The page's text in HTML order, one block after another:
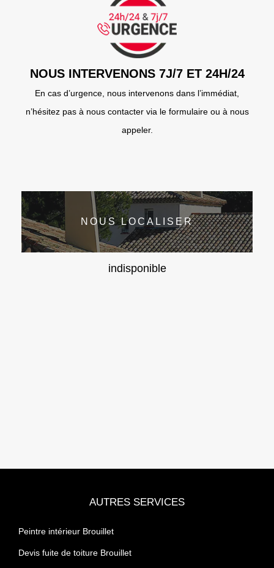
NOUS INTERVENONS 7J/7 ET 24H/24
En cas d’urgence, nous intervenons dans l’immédiat,
n’hésitez pas à nous contacter via le formulaire ou à nous
appeler.
NOUS LOCALISER
indisponible
AUTRES SERVICES
Peintre intérieur Brouillet
Devis fuite de toiture Brouillet